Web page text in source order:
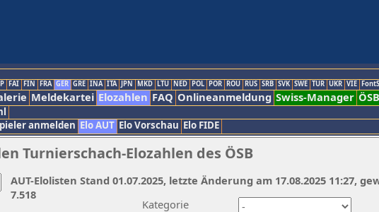
FAI FIN FRA GER GRE INA ITA JPN MKD LTU NED POL POR ROU RUS SRB SVK SWE TUR UKR VIE
Meldekartei Elozahlen FAQ Onlineanmeldung Swiss-Manager ÖSB
anmelden Elo AUT Elo Vorschau Elo FIDE
Turnierschach-Elozahlen des ÖSB
Kategorie
AUT-Elolisten Stand 01.07.2025, letzte Änderung am 17.08.2025 11:27,
7.518